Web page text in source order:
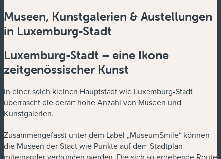
Museen, Kunstgalerien & Austellungen
in Luxemburg-Stadt
Luxemburg-Stadt – eine Ikone
zeitgenössischer Kunst
In einer solch kleinen Hauptstadt wie Luxemburg-Stadt
überrascht die derart hohe Anzahl von Museen und
Kunstgalerien.
Zusammengefasst unter dem Label „MuseumSmile“ können
die Museen der Stadt wie Punkte auf dem Stadtplan
miteinander verbunden werden. Die sich so ergebende Route